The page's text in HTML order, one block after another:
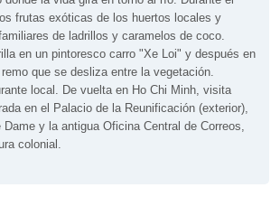
frutas exóticas de los huertos locales y
de ladrillos y caramelos de coco.
en un pintoresco carro "Xe Loi" y después en
que se desliza entre la vegetación.
local. De vuelta en Ho Chi Minh, visita
en el Palacio de la Reunificación (exterior),
Dame y la antigua Oficina Central de Correos,
colonial.